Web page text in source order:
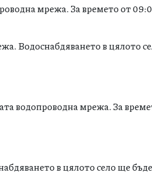
мрежа. За времето от
Водоснабдяването в цялото
водопроводна мрежа. За
в цялото село ще